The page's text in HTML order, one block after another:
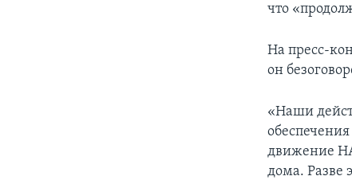
что
На пресс-
он
«Наши
движение
дома. Разве